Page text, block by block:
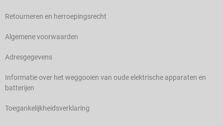
Retourneren en herroepingsrecht
Algemene voorwaarden
Adresgegevens
Informatie over het weggooien van oude elektrische apparaten en
batterijen
Toegankelijkheidsverklaring